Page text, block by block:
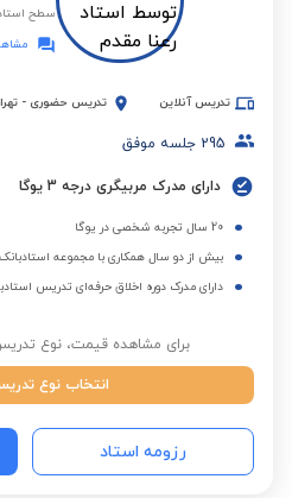
سطح
مشاهده 15
تدریس آنلاین تدریس حضوری -
295 جلسه موفق
دارای مدرک مربیگری درجه 3 یوگا
20 سال تجربه شخصی در یوگا
بیش از دو سال همکاری با مجموعه استادبانک
دارای مدرک دوره اخلاق حرفه‌ای تدریس
برای مشاهده قیمت، نوع
انتخاب نوع
رزومه استاد